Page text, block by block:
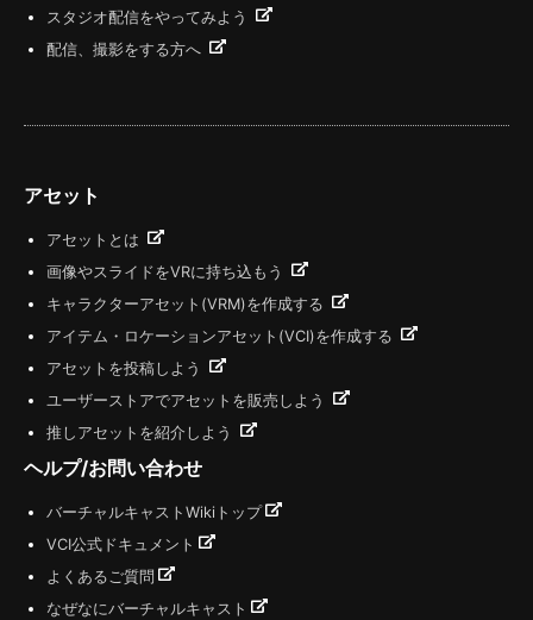
スタジオ配信をやってみよう
配信、撮影をする方へ
アセット
アセットとは
画像やスライドをVRに持ち込もう
キャラクターアセット(VRM)を作成する
アイテム・ロケーションアセット(VCI)を作成する
アセットを投稿しよう
ユーザーストアでアセットを販売しよう
推しアセットを紹介しよう
ヘルプ/お問い合わせ
バーチャルキャストWikiトップ
VCI公式ドキュメント
よくあるご質問
なぜなにバーチャルキャスト